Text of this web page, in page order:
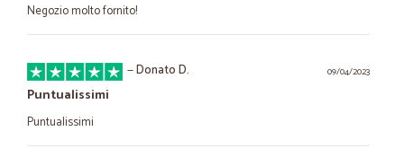
Negozio molto fornito!
09/04/2023
—Donato D.
Puntualissimi
Puntualissimi